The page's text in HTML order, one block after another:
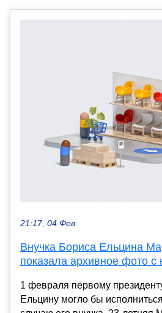
21:17, 04 Фев
Внучка Бориса Ельцина
показала архивное фото с
1 февраля первому
Ельцину могло бы